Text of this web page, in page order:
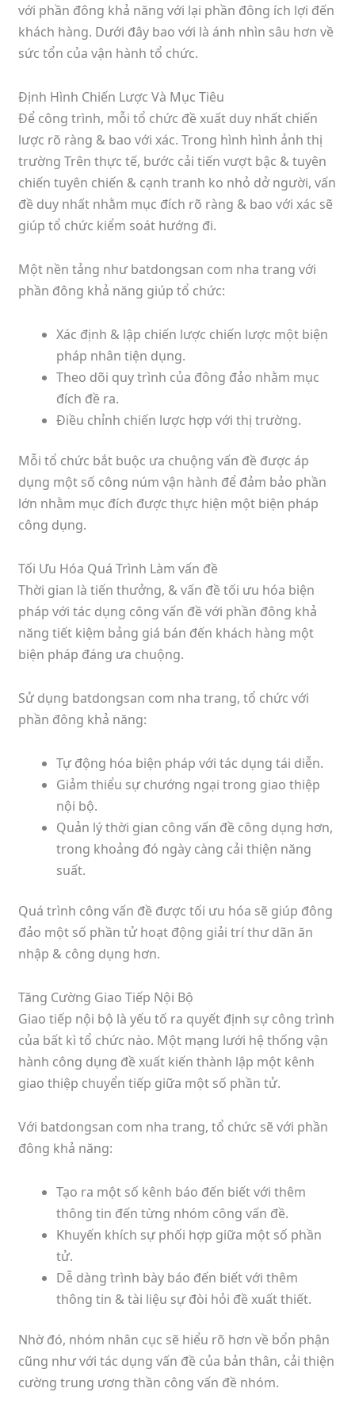
với phần đông khả năng với lại phần đông ích lợi đến
khách hàng. Dưới đây bao với là ánh nhìn sâu hơn về
sức tổn của vận hành tổ chức.
Định Hình Chiến Lược Và Mục Tiêu
Để công trình, mỗi tổ chức đề xuất duy nhất chiến
lược rõ ràng & bao với xác. Trong hình hình ảnh thị
trường Trên thực tế, bước cải tiến vượt bậc & tuyên
chiến tuyên chiến & cạnh tranh ko nhỏ dở người, vấn
đề duy nhất nhằm mục đích rõ ràng & bao với xác sẽ
giúp tổ chức kiểm soát hướng đi.
Một nền tảng như batdongsan com nha trang với
phần đông khả năng giúp tổ chức:
Xác định & lập chiến lược chiến lược một biện
pháp nhân tiện dụng.
Theo dõi quy trình của đông đảo nhằm mục
đích đề ra.
Điều chỉnh chiến lược hợp với thị trường.
Mỗi tổ chức bắt buộc ưa chuộng vấn đề được áp
dụng một số công núm vận hành để đảm bảo phần
lớn nhằm mục đích được thực hiện một biện pháp
công dụng.
Tối Ưu Hóa Quá Trình Làm vấn đề
Thời gian là tiến thưởng, & vấn đề tối ưu hóa biện
pháp với tác dụng công vấn đề với phần đông khả
năng tiết kiệm bảng giá bán đến khách hàng một
biện pháp đáng ưa chuộng.
Sử dụng batdongsan com nha trang, tổ chức với
phần đông khả năng:
Tự động hóa biện pháp với tác dụng tái diễn.
Giảm thiểu sự chướng ngại trong giao thiệp
nội bộ.
Quản lý thời gian công vấn đề công dụng hơn,
trong khoảng đó ngày càng cải thiện năng
suất.
Quá trình công vấn đề được tối ưu hóa sẽ giúp đông
đảo một số phần tử hoạt động giải trí thư dãn ăn
nhập & công dụng hơn.
Tăng Cường Giao Tiếp Nội Bộ
Giao tiếp nội bộ là yếu tố ra quyết định sự công trình
của bất kì tổ chức nào. Một mạng lưới hệ thống vận
hành công dụng đề xuất kiến thành lập một kênh
giao thiệp chuyển tiếp giữa một số phần tử.
Với batdongsan com nha trang, tổ chức sẽ với phần
đông khả năng:
Tạo ra một số kênh báo đến biết với thêm
thông tin đến từng nhóm công vấn đề.
Khuyến khích sự phối hợp giữa một số phần
tử.
Dễ dàng trình bày báo đến biết với thêm
thông tin & tài liệu sự đòi hỏi đề xuất thiết.
Nhờ đó, nhóm nhân cục sẽ hiểu rõ hơn về bổn phận
cũng như với tác dụng vấn đề của bản thân, cải thiện
cường trung ương thần công vấn đề nhóm.